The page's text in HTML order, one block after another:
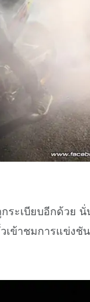
ระเบียบอีกด้วย
เข้าชมการแข่ง